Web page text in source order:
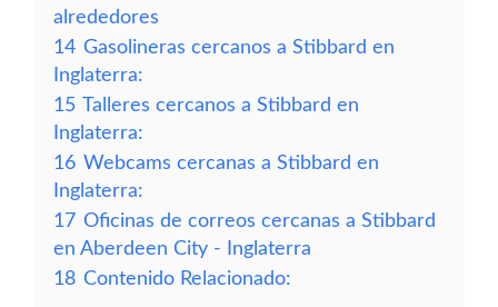
alrededores
14 Gasolineras cercanos a Stibbard en
Inglaterra:
15 Talleres cercanos a Stibbard en
Inglaterra:
16 Webcams cercanas a Stibbard en
Inglaterra:
17 Oficinas de correos cercanas a Stibbard
en Aberdeen City - Inglaterra
18 Contenido Relacionado: